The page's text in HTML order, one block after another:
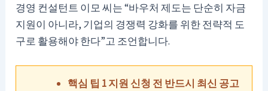
경영 컨설턴트 이모 씨는 “바우처 제도는 단순히 자금
지원이 아니라, 기업의 경쟁력 강화를 위한 전략적 도
구로 활용해야 한다”고 조언합니다.
핵심 팁 1 지원 신청 전 반드시 최신 공고